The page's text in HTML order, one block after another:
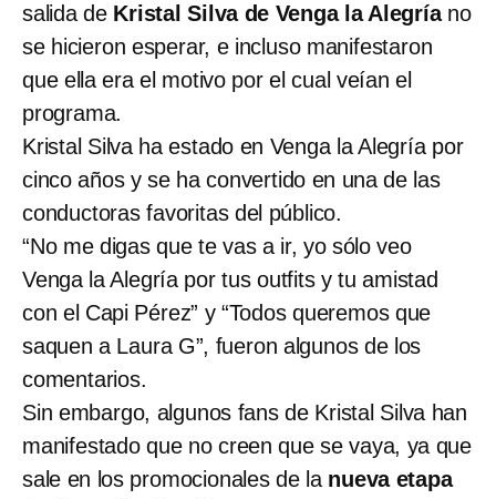
salida deKristal Silva de Venga la Alegríano
se hicieron esperar, e incluso manifestaron
que ella era el motivo por el cual veían el
programa.
Kristal Silva ha estado en Venga la Alegría por
cinco años y se ha convertido en una de las
conductoras favoritas del público.
“No me digas que te vas a ir, yo sólo veo
Venga la Alegría por tus outfits y tu amistad
con el Capi Pérez” y “Todos queremos que
saquen a Laura G”, fueron algunos de los
comentarios.
Sin embargo, algunos fans de Kristal Silva han
manifestado que no creen que se vaya, ya que
sale en los promocionales de la nueva etapa